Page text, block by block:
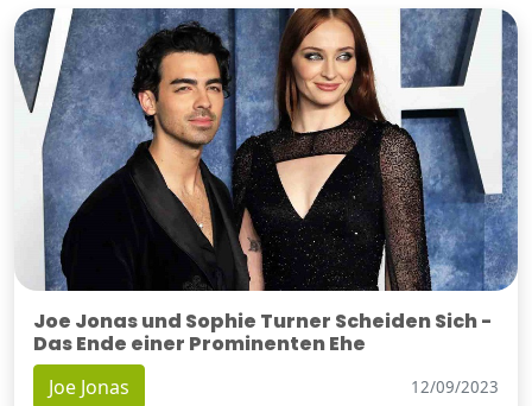
Joe Jonas und Sophie Turner Scheiden Sich -
Das Ende einer Prominenten Ehe
Joe Jonas 12/09/2023